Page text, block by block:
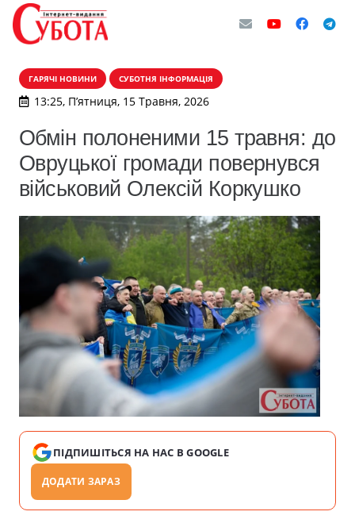
ГАРЯЧІ НОВИНИ СУБОТНЯ ІНФОРМАЦІЯ
13:25, П’ятниця, 15 Травня, 2026
Обмін полоненими 15 травня: до
Овруцької громади повернувся
військовий Олексій Коркушко
ПІДПИШІТЬСЯ НА НАС В GOOGLE
ДОДАТИ ЗАРАЗ